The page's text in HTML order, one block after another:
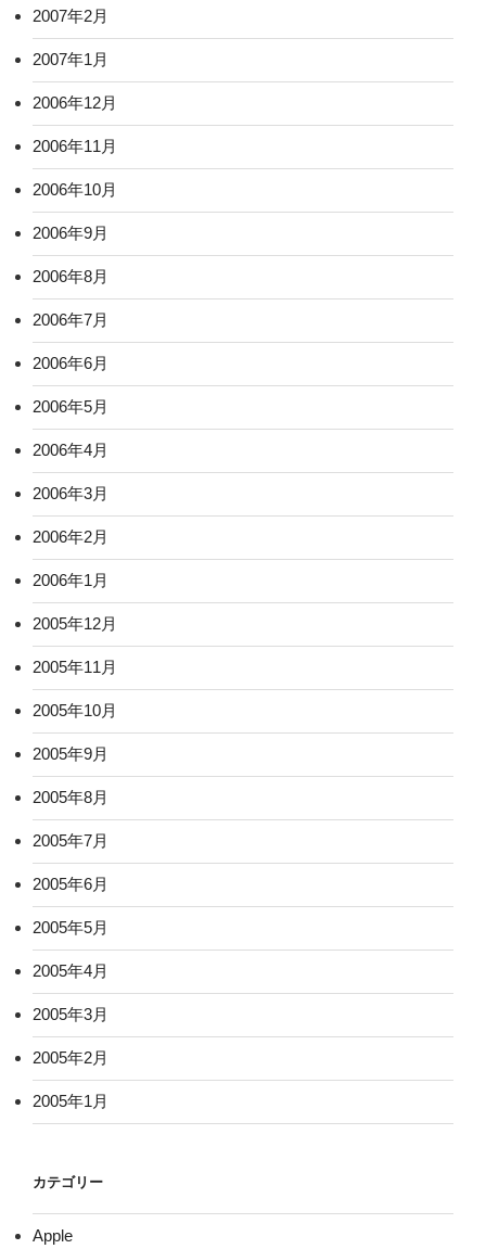
2007年2月
2007年1月
2006年12月
2006年11月
2006年10月
2006年9月
2006年8月
2006年7月
2006年6月
2006年5月
2006年4月
2006年3月
2006年2月
2006年1月
2005年12月
2005年11月
2005年10月
2005年9月
2005年8月
2005年7月
2005年6月
2005年5月
2005年4月
2005年3月
2005年2月
2005年1月
カテゴリー
Apple